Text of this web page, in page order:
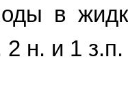
в
2 н. и 1